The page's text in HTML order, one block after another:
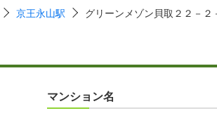
京王永山駅 グリーンメゾン貝取２２－２
マンション名